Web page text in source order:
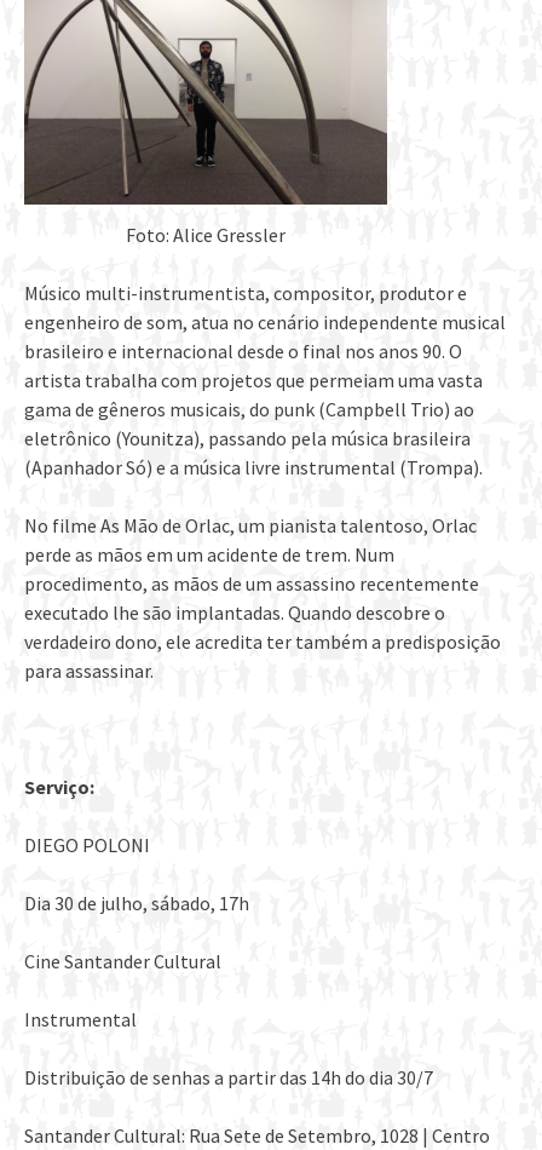
Foto: Alice Gressler
Músico multi-instrumentista, compositor, produtor e
engenheiro de som, atua no cenário independente musical
brasileiro e internacional desde o final nos anos 90. O
artista trabalha com projetos que permeiam uma vasta
gama de gêneros musicais, do punk (Campbell Trio) ao
eletrônico (Younitza), passando pela música brasileira
(Apanhador Só) e a música livre instrumental (Trompa).
No filme As Mão de Orlac, um pianista talentoso, Orlac
perde as mãos em um acidente de trem. Num
procedimento, as mãos de um assassino recentemente
executado lhe são implantadas. Quando descobre o
verdadeiro dono, ele acredita ter também a predisposição
para assassinar.
Serviço:
DIEGO POLONI
Dia 30 de julho, sábado, 17h
Cine Santander Cultural
Instrumental
Distribuição de senhas a partir das 14h do dia 30/7
Santander Cultural: Rua Sete de Setembro, 1028 | Centro